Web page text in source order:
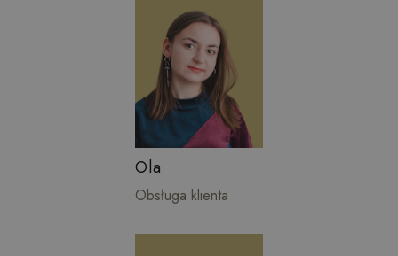
Ola
Obsługa klienta